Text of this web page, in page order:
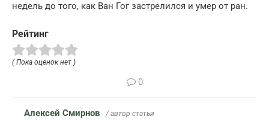
недель до того, как Ван Гог застрелился и умер от ран.
Рейтинг
( Пока оценок нет )
0
Алексей Смирнов / автор статьи